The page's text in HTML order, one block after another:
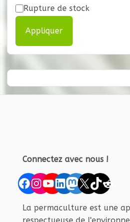
Rupture de stock
Appliquer
Connectez avec nous !
Facebook
Instagram
YouTube
LinkedIn
Mastodon
X TikTok
La permaculture est une